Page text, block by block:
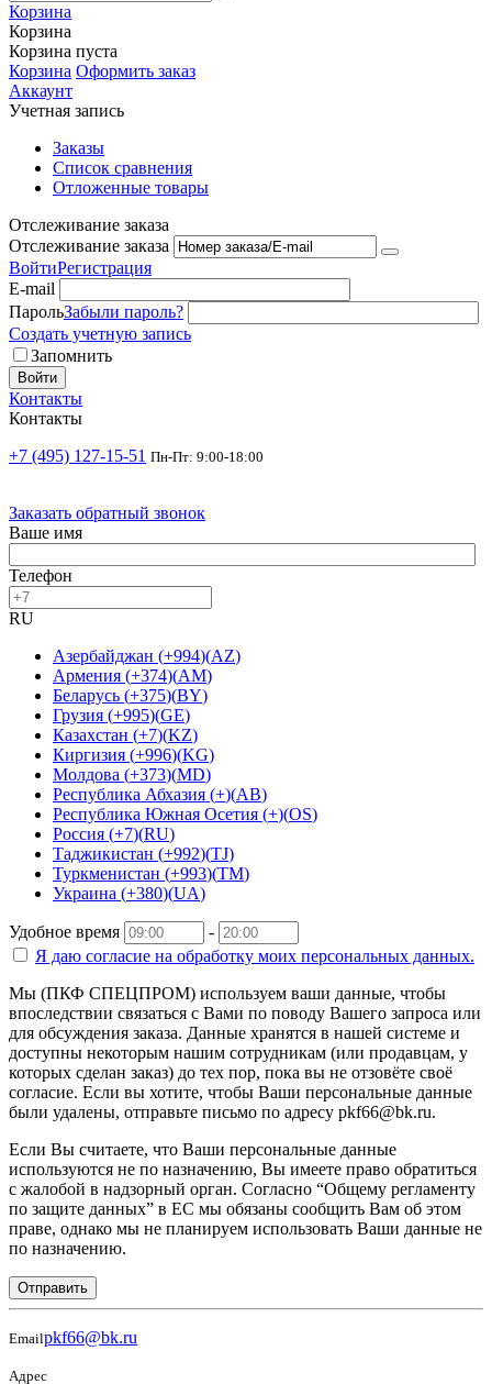
Корзина
Корзина
Корзина пуста
Корзина Оформить заказ
Аккаунт
Учетная запись
Заказы
Список сравнения
Отложенные товары
Отслеживание заказа
Отслеживание заказа
ВойтиРегистрация
E-mail
ПарольЗабыли пароль?
Создать учетную запись
Запомнить
Войти
Контакты
Контакты
+7 (495) 127-15-51 Пн-Пт: 9:00-18:00
Заказать обратный звонок
Ваше имя
Телефон
RU
Азербайджан (+994)(AZ)
Армения (+374)(AM)
Беларусь (+375)(BY)
Грузия (+995)(GE)
Казахстан (+7)(KZ)
Киргизия (+996)(KG)
Молдова (+373)(MD)
Республика Абхазия (+)(AB)
Республика Южная Осетия (+)(OS)
Россия (+7)(RU)
Таджикистан (+992)(TJ)
Туркменистан (+993)(TM)
Украина (+380)(UA)
Удобное время
-
Я даю согласие на обработку моих персональных данных.
Мы (ПКФ СПЕЦПРОМ) используем ваши данные, чтобы
впоследствии связаться с Вами по поводу Вашего запроса или
для обсуждения заказа. Данные хранятся в нашей системе и
доступны некоторым нашим сотрудникам (или продавцам, у
которых сделан заказ) до тех пор, пока вы не отзовёте своё
согласие. Если вы хотите, чтобы Ваши персональные данные
были удалены, отправьте письмо по адресу pkf66@bk.ru.
Если Вы считаете, что Ваши персональные данные
используются не по назначению, Вы имеете право обратиться
с жалобой в надзорный орган. Согласно “Общему регламенту
по защите данных” в ЕС мы обязаны сообщить Вам об этом
праве, однако мы не планируем использовать Ваши данные не
по назначению.
Отправить
Emailpkf66@bk.ru
Адрес